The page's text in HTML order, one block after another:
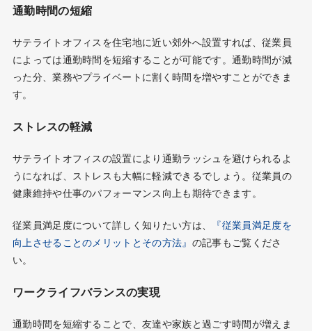
通勤時間の短縮
サテライトオフィスを住宅地に近い郊外へ設置すれば、従業員
によっては通勤時間を短縮することが可能です。通勤時間が減
った分、業務やプライベートに割く時間を増やすことができま
す。
ストレスの軽減
サテライトオフィスの設置により通勤ラッシュを避けられるよ
うになれば、ストレスも大幅に軽減できるでしょう。従業員の
健康維持や仕事のパフォーマンス向上も期待できます。
従業員満足度について詳しく知りたい方は、
『従業員満足度を
向上させることのメリットとその方法』 の記事もご覧くださ
い。
ワークライフバランスの実現
通勤時間を短縮することで、友達や家族と過ごす時間が増えま